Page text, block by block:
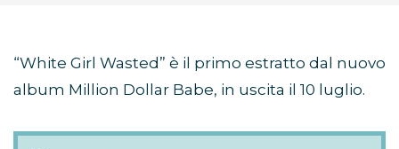
“White Girl Wasted” è il primo estratto dal nuovo
album Million Dollar Babe, in uscita il 10 luglio.